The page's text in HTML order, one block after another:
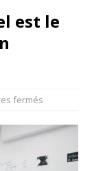
est le
fermés